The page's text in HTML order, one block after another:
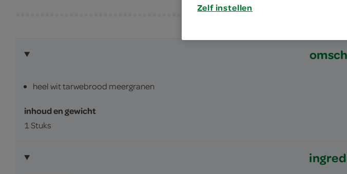
heel wit tarwebrood meergranen
inhoud en gewicht
1 Stuks
Zelf instellen